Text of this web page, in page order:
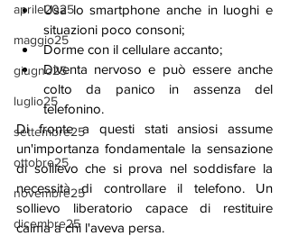
aprile2025
maggio25
giugno25
luglio25
settembre25
ottobre25
novembre25
dicembre25
Usa lo smartphone anche in luoghi e
situazioni poco consoni;
Dorme con il cellulare accanto;
Diventa nervoso e può essere anche
colto da panico in assenza del
telefonino.
Di fronte a questi stati ansiosi assume
un'importanza fondamentale la sensazione
di sollievo che si prova nel soddisfare la
necessità di controllare il telefono. Un
sollievo liberatorio capace di restituire
calma a chi l'aveva persa.